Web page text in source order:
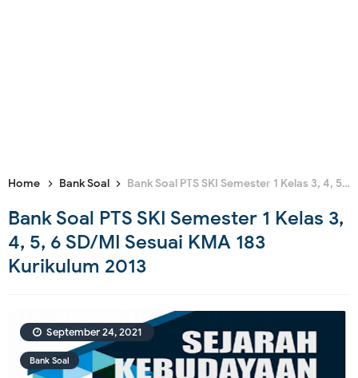
Home Bank Soal Bank Soal PTS SKI Semester 1 Kelas 3, 4, 5, 6 SD/MI Sesuai KMA 183 Kurikulum 2013
Bank Soal PTS SKI Semester 1 Kelas 3,
4, 5, 6 SD/MI Sesuai KMA 183
Kurikulum 2013
Bank Soal
September 24, 2021